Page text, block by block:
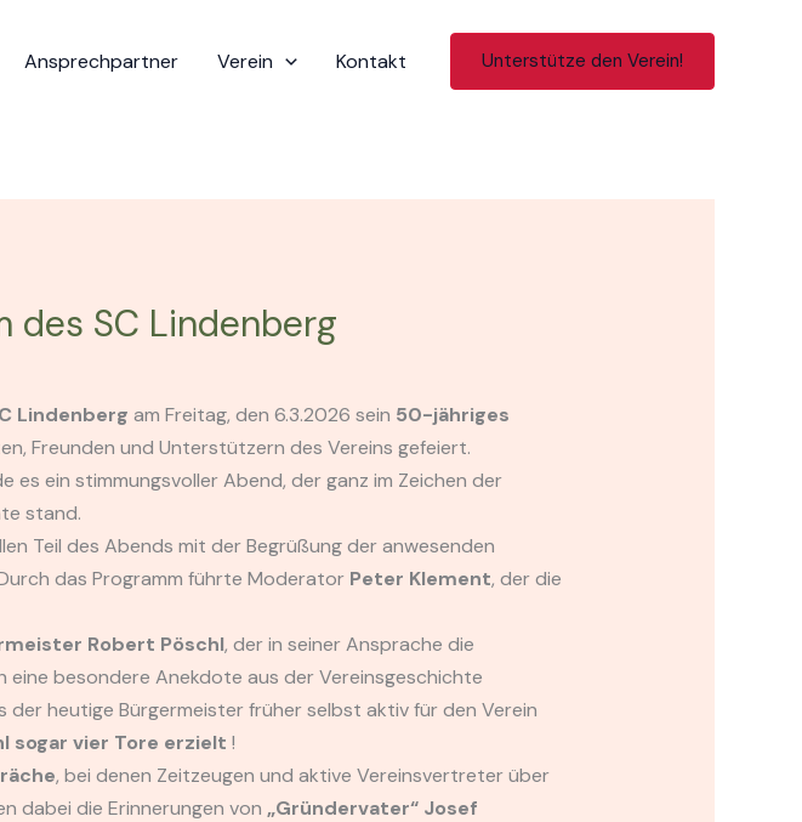
Ansprechpartner Verein Kontakt Unterstütze den Verein!
SC Lindenberg
Lindenberg am Freitag, den 6.3.2026 sein 50-jähriges
Freunden und Unterstützern des Vereins gefeiert.
es ein stimmungsvoller Abend, der ganz im Zeichen der
stand.
Teil des Abends mit der Begrüßung der anwesenden
das Programm führte Moderator Peter Klement, der die
Robert Pöschl, der in seiner Ansprache die
besondere Anekdote aus der Vereinsgeschichte
der heutige Bürgermeister früher selbst aktiv für den Verein
sogar vier Tore erzielt !
, bei denen Zeitzeugen und aktive Vereinsvertreter über
dabei die Erinnerungen von „Gründervater“ Josef